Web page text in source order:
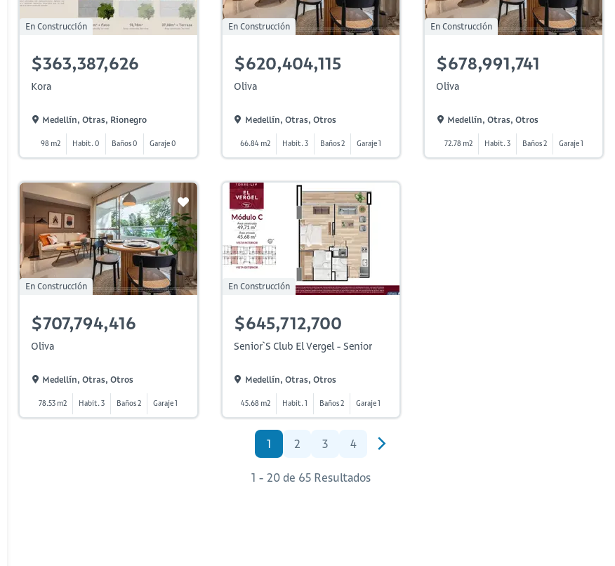
En Construcción
$363,387,626
Kora
Medellín, Otras, Rionegro
98 m2 Habit. 0 Baños 0 Garaje 0
En Construcción
$620,404,115
Oliva
Medellín, Otras, Otros
66.84 m2 Habit. 3 Baños 2 Garaje 1
En Construcción
$678,991,741
Oliva
Medellín, Otras, Otros
72.78 m2 Habit. 3 Baños 2 Garaje 1
En Construcción
$707,794,416
Oliva
Medellín, Otras, Otros
78.53 m2 Habit. 3 Baños 2 Garaje 1
En Construcción
$645,712,700
Senior`s Club El Vergel - Senior
Medellín, Otras, Otros
45.68 m2 Habit. 1 Baños 2 Garaje 1
1 2 3 4
1 - 20 de 65 Resultados